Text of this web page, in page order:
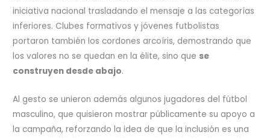
iniciativa nacional trasladando el mensaje a las categorías
inferiores. Clubes formativos y jóvenes futbolistas
portaron también los cordones arcoíris, demostrando que
los valores no se quedan en la élite, sino que se
construyen desde abajo.
Al gesto se unieron además algunos jugadores del fútbol
masculino, que quisieron mostrar públicamente su apoyo a
la campaña, reforzando la idea de que la inclusión es una